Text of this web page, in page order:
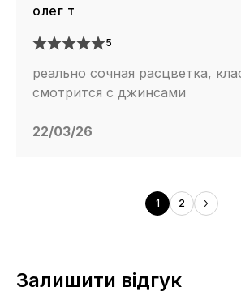
олег т
5
реально сочная расцветка,
смотрится с джинсами
22/03/26
1 2
Залишити відгук